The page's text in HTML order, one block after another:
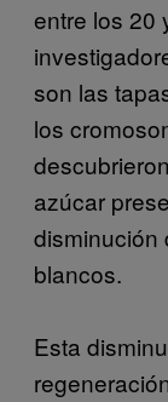
entre los 20
son las
los
azúcar
disminución
blancos.
Esta